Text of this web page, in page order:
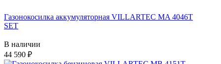
Газонокосилка аккумуляторная VILLARTEC MA 4046T
SET
В наличии
44 590